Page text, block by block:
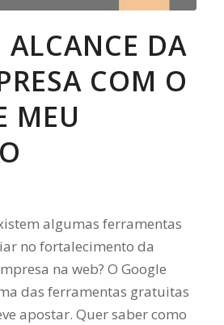
ALCANCE DA
COM O
MEU
algumas ferramentas
no fortalecimento da
na web? O Google
das ferramentas gratuitas
apostar. Quer saber como